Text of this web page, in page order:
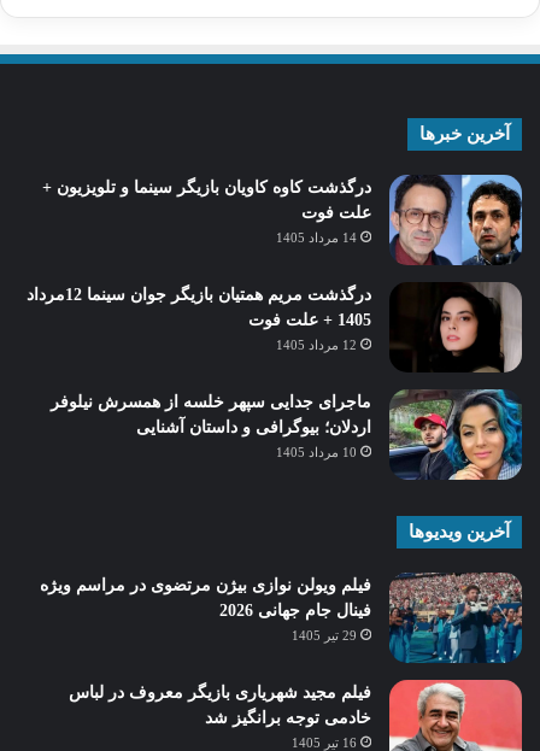
آخرین خبرها
درگذشت کاوه کاویان بازیگر سینما و تلویزیون +
علت فوت
14 مرداد 1405
درگذشت مریم همتیان بازیگر جوان سینما 12مرداد
1405 + علت فوت
12 مرداد 1405
ماجرای جدایی سپهر خلسه از همسرش نیلوفر
اردلان؛ بیوگرافی و داستان آشنایی
10 مرداد 1405
آخرین ویدیوها
فیلم ویولن نوازی بیژن مرتضوی در مراسم ویژه
فینال جام جهانی 2026
29 تیر 1405
فیلم مجید شهریاری بازیگر معروف در لباس
خادمی توجه برانگیز شد
16 تیر 1405